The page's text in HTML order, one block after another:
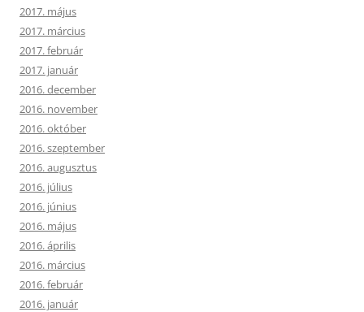
2017. május
2017. március
2017. február
2017. január
2016. december
2016. november
2016. október
2016. szeptember
2016. augusztus
2016. július
2016. június
2016. május
2016. április
2016. március
2016. február
2016. január